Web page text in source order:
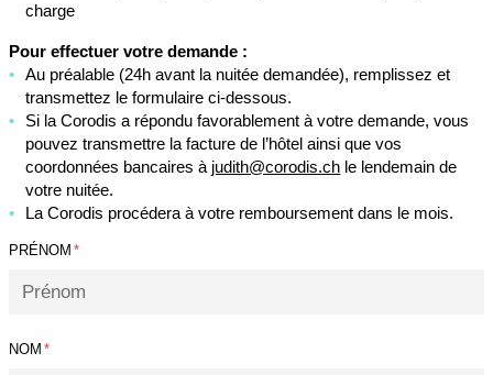
charge
Pour effectuer votre demande :
Au préalable (24h avant la nuitée demandée), remplissez et
transmettez le formulaire ci-dessous.
Si la Corodis a répondu favorablement à votre demande, vous
pouvez transmettre la facture de l’hôtel ainsi que vos
coordonnées bancaires à judith@corodis.ch le lendemain de
votre nuitée.
La Corodis procédera à votre remboursement dans le mois.
PRÉNOM *
NOM *